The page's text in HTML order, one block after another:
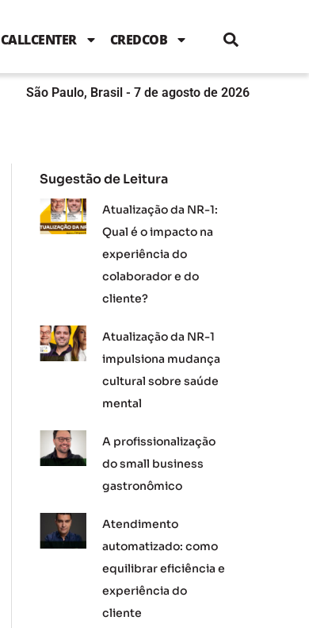
b
o
k
t
e
b
n
g
a
m
CALLCENTER CREDCOB
São Paulo, Brasil - 7 de agosto de 2026
Sugestão de Leitura
Atualização da NR-1:
Qual é o impacto na
experiência do
colaborador e do
cliente?
Atualização da NR-1
impulsiona mudança
cultural sobre saúde
mental
A profissionalização
do small business
gastronômico
Atendimento
automatizado: como
equilibrar eficiência e
experiência do
cliente